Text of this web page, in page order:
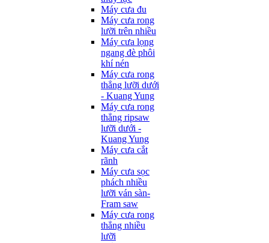
Máy cưa đu
Máy cưa rong
lưỡi trên nhiều
Máy cưa lọng
ngang đè phôi
khí nén
Máy cưa rong
thẳng lưỡi dưới
- Kuang Yung
Máy cưa rong
thẳng ripsaw
lưỡi dưới -
Kuang Yung
Máy cưa cắt
rãnh
Máy cưa sọc
phách nhiều
lưỡi ván sàn-
Fram saw
Máy cưa rong
thẳng nhiều
lưỡi